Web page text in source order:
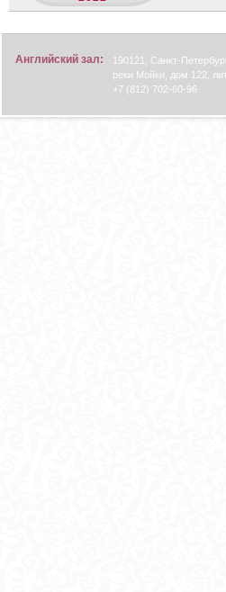
Английский зал:
190121, Санкт-
реки Мойки, дом 122,
+7 (812) 702-60-96